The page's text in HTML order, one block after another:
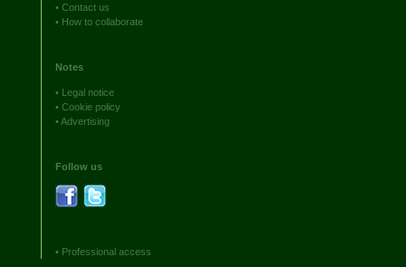
• Contact us
• How to collaborate
Notes
•
Legal notice
• Cookie policy
•Advertising
Follow us
• Professional access